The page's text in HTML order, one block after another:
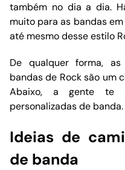
também no dia a dia.
muito para as bandas
até mesmo desse estilo
De qualquer forma,
bandas de Rock são um
Abaixo, a gente te
personalizadas de
Ideias de
de banda